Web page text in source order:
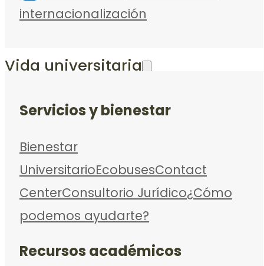
internacionalización
Vida universitaria
Servicios y bienestar
Bienestar
UniversitarioEcobusesContact
CenterConsultorio Jurídico¿Cómo
podemos ayudarte?
Recursos académicos